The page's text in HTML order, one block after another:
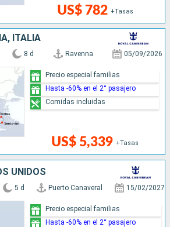
US$ 782 +Tasas
ITALIA
8 d Ravenna 05/09/2026
US$ 5,339 +Tasas
Precio especial familias
Hasta -60% en el 2° pasajero
Comidas incluidas
UNIDOS
5 d Puerto Canaveral 15/02/2027
Precio especial familias
Hasta -60% en el 2° pasajero